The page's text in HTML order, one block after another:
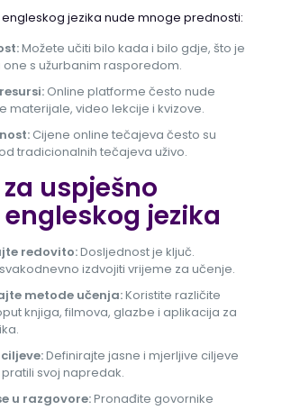
jezika nude mnoge prednosti:
Možete učiti bilo kada i bilo gdje, što je
s užurbanim rasporedom.
Online platforme često nude
materijale, video lekcije i kvizove.
Cijene online tečajeva često su
tradicionalnih tečajeva uživo.
uspješno
jezika
redovito:Dosljednost je ključ.
izdvojiti vrijeme za učenje.
metode učenja:Koristite različite
knjiga, filmova, glazbe i aplikacija za
Definirajte jasne i mjerljive ciljeve
svoj napredak.
u razgovore:Pronađite govornike